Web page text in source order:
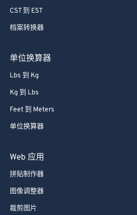
CST 到 EST
档案转换器
单位换算器
Lbs 到 Kg
Kg 到 Lbs
Feet 到 Meters
单位换算器
Web 应用
拼贴制作器
图像调整器
裁剪图片